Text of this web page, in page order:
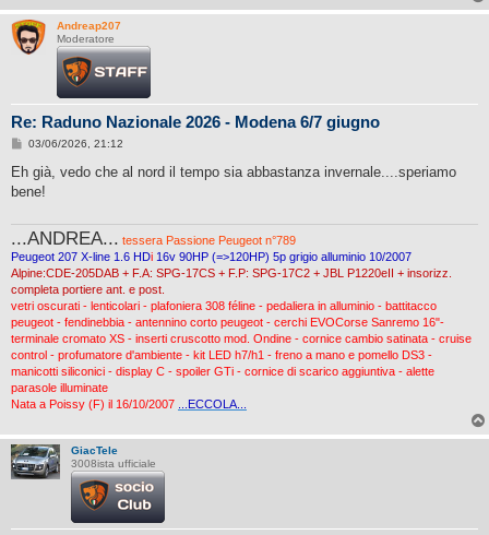
Andreap207
Moderatore
Re: Raduno Nazionale 2026 - Modena 6/7 giugno
M
s
a
o
03/06/2026, 21:12
Eh già, vedo che al nord il tempo sia abbastanza invernale....speriamo
bene!
...ANDREA... tessera Passione Peugeot n°789
Peugeot 207 X-line 1.6 HDi 16v 90HP (=>120HP) 5p grigio alluminio 10/2007
Alpine:CDE-205DAB + F.A: SPG-17CS + F.P: SPG-17C2 + JBL P1220eII + insorizz.
completa portiere ant. e post.
vetri oscurati - lenticolari - plafoniera 308 féline - pedaliera in alluminio - battitacco
peugeot - fendinebbia - antennino corto peugeot - cerchi EVOCorse Sanremo 16"-
terminale cromato XS - inserti cruscotto mod. Ondine - cornice cambio satinata - cruise
control - profumatore d'ambiente - kit LED h7/h1 - freno a mano e pomello DS3 -
manicotti siliconici - display C - spoiler GTi - cornice di scarico aggiuntiva - alette
parasole illuminate
Nata a Poissy (F) il 16/10/2007
...ECCOLA...
GiacTele
3008ista ufficiale